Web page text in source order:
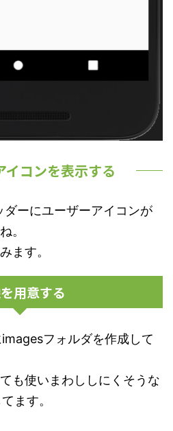
イコンを表示する
ーにユーザーアイコンが
。
ます。
用意する
フォルダを作成して
も使いまわししにくそうな
ます。